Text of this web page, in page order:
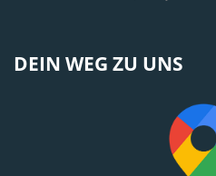
DEIN WEG ZU UNS